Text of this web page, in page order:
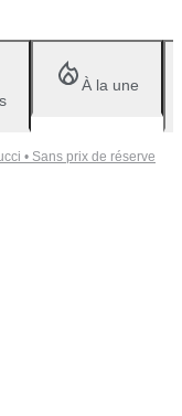
À la une
• Sans prix de réserve